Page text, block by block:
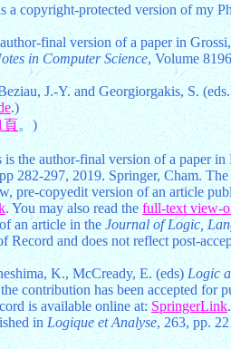
a copyright-protected version of my
final version of a paper in
in Computer Science, Volume
J.-Y. and Georgiorgakis, S.
.)
頁。)
is the author-final version of a paper
282-297, 2019. Springer, Cham.
pre-copyedit version of an article
. You may also read thefull-text view-
an article in theJournal of Logic,
and does not reflect post-
K., McCready, E. (eds)Logic
contribution has been accepted for
is available online at:SpringerLink
inLogique et Analyse, 263, pp.